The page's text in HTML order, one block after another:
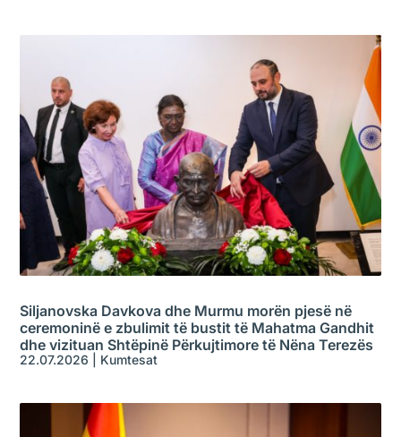
Siljanovska Davkova dhe Murmu morën pjesë në
ceremoninë e zbulimit të bustit të Mahatma Gandhit
dhe vizituan Shtëpinë Përkujtimore të Nëna Terezës
22.07.2026 Kumtesat